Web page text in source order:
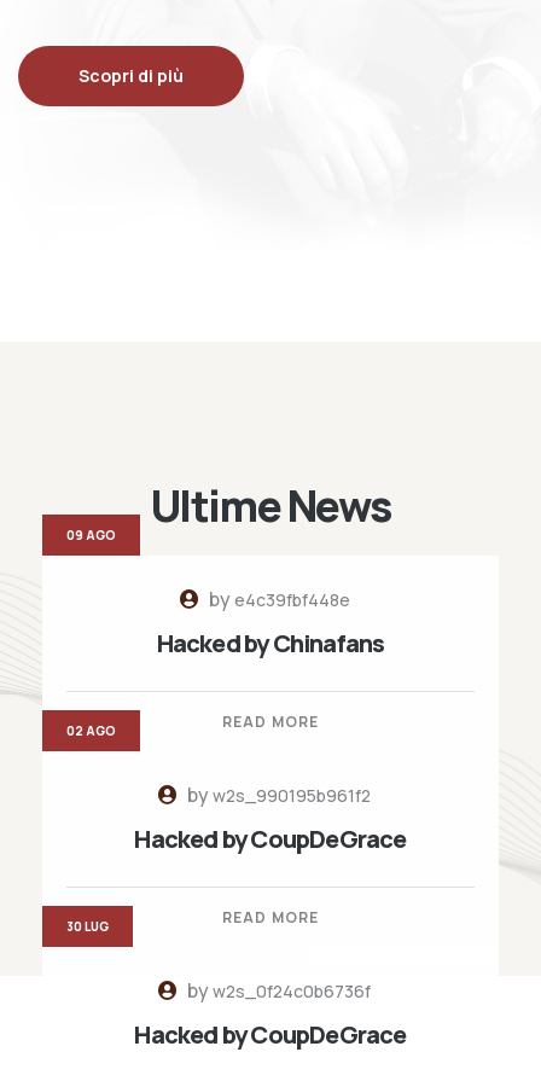
Scopri di più
Ultime News
bye4c39fbf448e
Hacked by Chinafans
READ MORE
09 AGO
byw2s_990195b961f2
Hacked by CoupDeGrace
READ MORE
02 AGO
byw2s_0f24c0b6736f
Hacked by CoupDeGrace
30 LUG